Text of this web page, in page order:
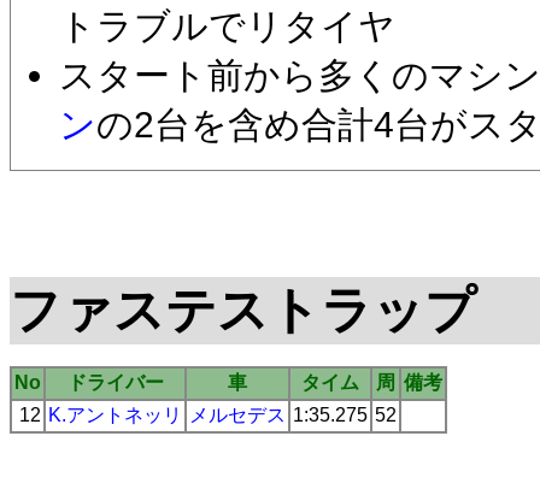
トラブルでリタイヤ
スタート前から多くのマシ
ンの2台を含め合計4台がス
ファステストラップ
No ドライバー 車 タイム 周 備考
12 K.アントネッリ メルセデス 1:35.275 52